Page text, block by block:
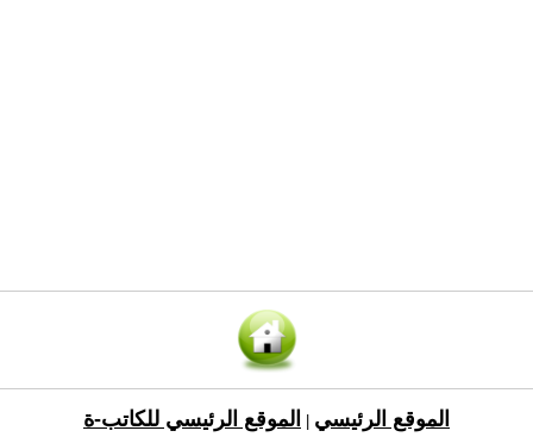
الموقع الرئيسي الموقع الرئيسي للكاتب-ة